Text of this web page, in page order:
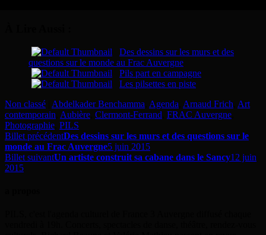
Des dessins sur les murs et des
questions sur le monde au Frac Auvergne
Pils part en campagne
Les pilsettes en piste
Non classé
Abdelkader Benchamma Agenda Arnaud Frich Art
contemporain Aubière Clermont-Ferrand FRAC Auvergne
Photographie PILS
Billet précédentDes dessins sur les murs et des questions sur le
monde au Frac Auvergne5 juin 2015
Billet suivantUn artiste construit sa cabane dans le Sancy12 juin
2015